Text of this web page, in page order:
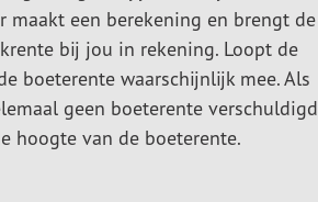
maakt een berekening en brengt de
bij jou in rekening. Loopt de
boeterente waarschijnlijk mee. Als
geen boeterente
hoogte van de boeterente.